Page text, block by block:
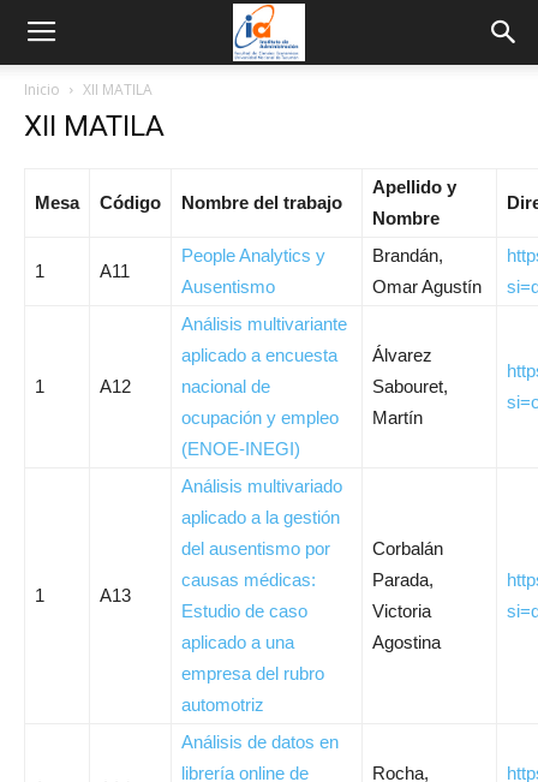
Inicio XII MATILA
XII MATILA
Mesa Código Nombre del trabajo
Apellido y
Nombre
1 A11
People Analytics y
Ausentismo
Brandán,
Omar Agustín
1 A12
Análisis multivariante
aplicado a encuesta
nacional de
ocupación y empleo
(ENOE-INEGI)
Álvarez
Sabouret,
Martín
1 A13
Análisis multivariado
aplicado a la gestión
del ausentismo por
causas médicas:
Estudio de caso
aplicado a una
empresa del rubro
automotriz
Corbalán
Parada,
Victoria
Agostina
Análisis de datos en
librería online de
Rocha,